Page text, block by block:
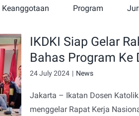
Keanggotaan Program
IKDKI Siap Gelar
Bahas Program Ke
24 July 2024 | News
Jakarta – Ikatan Dosen
menggelar Rapat Kerja